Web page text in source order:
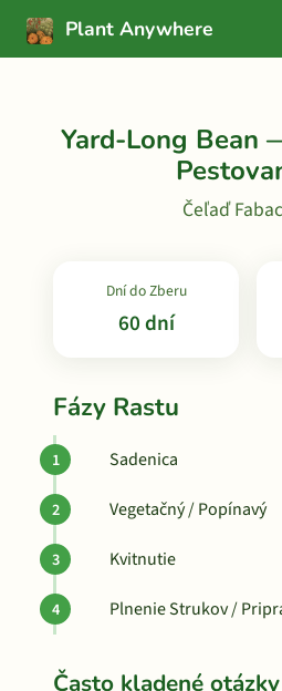
Plant Anywhere
Yard-Long Bean
Čeľaď
Dní do Zberu
60 dní
Fázy Rastu
Sadenica
Vegetačný / Popínavý
Kvitnutie
Plnenie Strukov /
Často kladené otázky